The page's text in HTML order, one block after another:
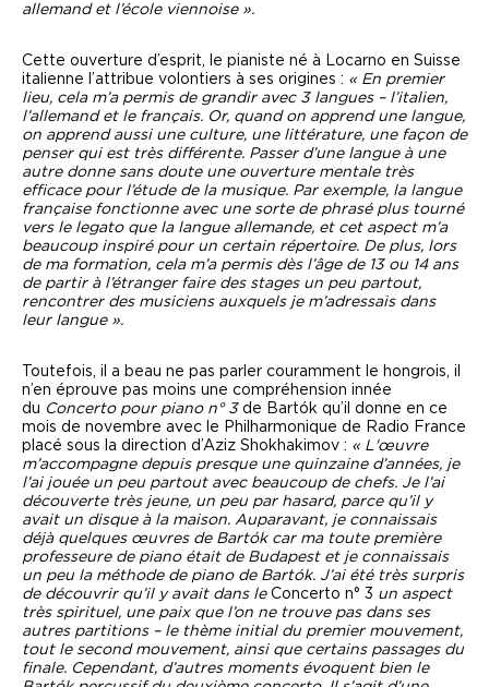
allemand et l’école viennoise ».
Cette ouverture d’esprit, le pianiste né à Locarno en Suisse
italienne l’attribue volontiers à ses origines : « En premier
lieu, cela m’a permis de grandir avec 3 langues – l’italien,
l’allemand et le français. Or, quand on apprend une langue,
on apprend aussi une culture, une littérature, une façon de
penser qui est très différente. Passer d’une langue à une
autre donne sans doute une ouverture mentale très
efficace pour l’étude de la musique. Par exemple, la langue
française fonctionne avec une sorte de phrasé plus tourné
vers le legato que la langue allemande, et cet aspect m’a
beaucoup inspiré pour un certain répertoire. De plus, lors
de ma formation, cela m’a permis dès l’âge de 13 ou 14 ans
de partir à l’étranger faire des stages un peu partout,
rencontrer des musiciens auxquels je m’adressais dans
leur langue ».
Toutefois, il a beau ne pas parler couramment le hongrois, il
n’en éprouve pas moins une compréhension innée
du Concerto pour piano n° 3de Bartók qu’il donne en ce
mois de novembre avec le Philharmonique de Radio France
placé sous la direction d’Aziz Shokhakimov : « L'œuvre
m’accompagne depuis presque une quinzaine d’années, je
l’ai jouée un peu partout avec beaucoup de chefs. Je l’ai
découverte très jeune, un peu par hasard, parce qu’il y
avait un disque à la maison. Auparavant, je connaissais
déjà quelques œuvres de Bartók car ma toute première
professeure de piano était de Budapest et je connaissais
un peu la méthode de piano de Bartók. J’ai été très surpris
de découvrir qu’il y avait dans leConcerto n° 3 un aspect
très spirituel, une paix que l’on ne trouve pas dans ses
autres partitions – le thème initial du premier mouvement,
tout le second mouvement, ainsi que certains passages du
finale. Cependant, d’autres moments évoquent bien le